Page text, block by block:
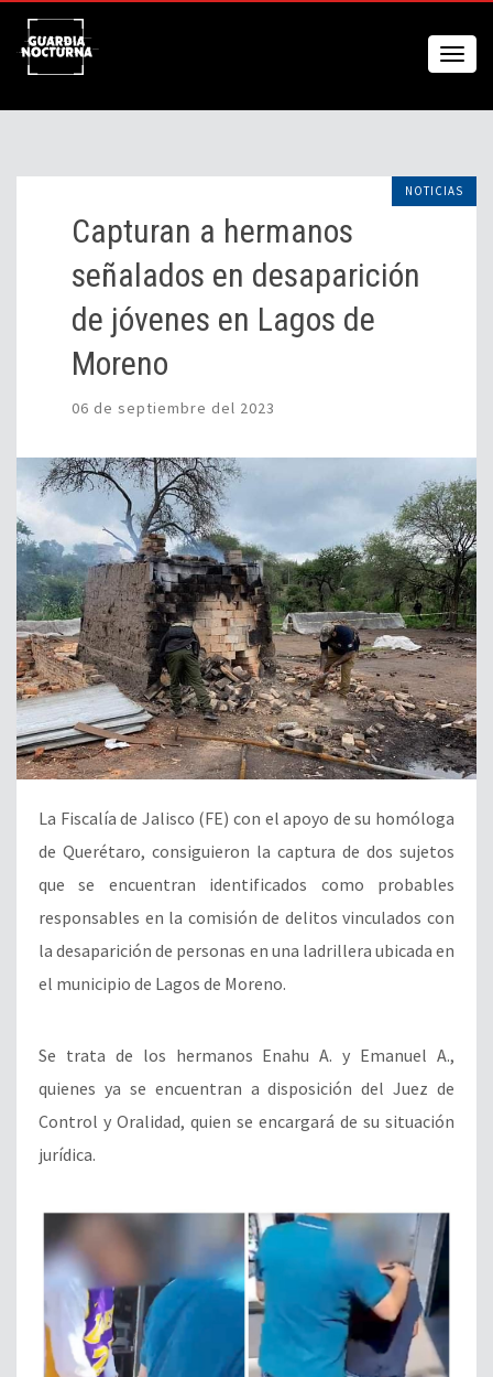
NOTICIAS
Capturan a hermanos
señalados en desaparición
de jóvenes en Lagos de
Moreno
06 de septiembre del 2023
La Fiscalía de Jalisco (FE) con el apoyo de su homóloga
de Querétaro, consiguieron la captura de dos sujetos
que se encuentran identificados como probables
responsables en la comisión de delitos vinculados con
la desaparición de personas en una ladrillera ubicada en
el municipio de Lagos de Moreno.
Se trata de los hermanos Enahu A. y Emanuel A.,
quienes ya se encuentran a disposición del Juez de
Control y Oralidad, quien se encargará de su situación
jurídica.